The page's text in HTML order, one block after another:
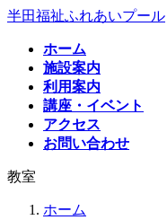
コ
プ
ナ
動
半田福祉ふれあいプール
ホーム
施設案内
利用案内
講座・イベント
アクセス
お問い合わせ
教室
ホーム